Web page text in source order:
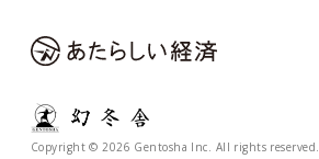
Copyright © 2026 Gentosha Inc. All rights reserved.